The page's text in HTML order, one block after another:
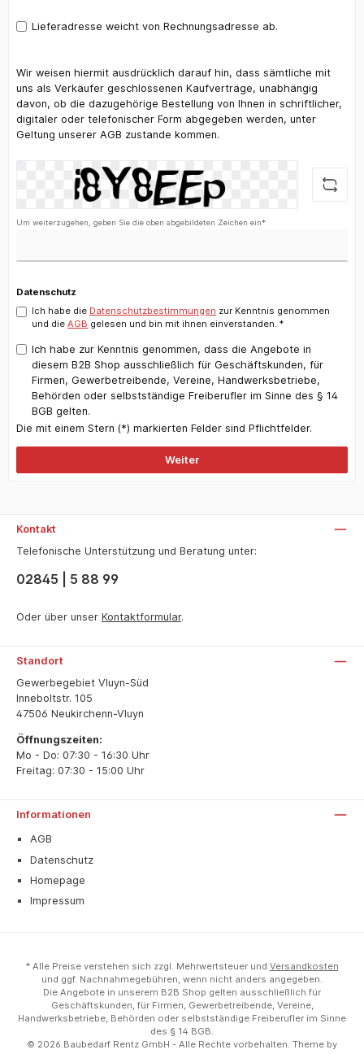
Lieferadresse weicht von Rechnungsadresse ab.
Wir weisen hiermit ausdrücklich darauf hin, dass sämtliche mit
uns als Verkäufer geschlossenen Kaufverträge, unabhängig
davon, ob die dazugehörige Bestellung von Ihnen in schriftlicher,
digitaler oder telefonischer Form abgegeben werden, unter
Geltung unserer AGB zustande kommen.
Um weiterzugehen, geben Sie die oben abgebildeten Zeichen ein*
Datenschutz
Ich habe die Datenschutzbestimmungen zur Kenntnis genommen
und dieAGB gelesen und bin mit ihnen einverstanden. *
Ich habe zur Kenntnis genommen, dass die Angebote in
diesem B2B Shop ausschließlich für Geschäftskunden, für
Firmen, Gewerbetreibende, Vereine, Handwerksbetriebe,
Behörden oder selbstständige Freiberufler im Sinne des § 14
BGB gelten.
Die mit einem Stern (*) markierten Felder sind Pflichtfelder.
Weiter
Kontakt
Telefonische Unterstützung und Beratung unter:
02845 | 5 88 99
Oder über unser Kontaktformular.
Standort
Gewerbegebiet Vluyn-Süd
Inneboltstr. 105
47506 Neukirchenn-Vluyn
Öffnungszeiten:
Mo - Do: 07:30 - 16:30 Uhr
Freitag: 07:30 - 15:00 Uhr
Informationen
AGB
Datenschutz
Homepage
Impressum
* Alle Preise verstehen sich zzgl. Mehrwertsteuer und Versandkosten
und ggf. Nachnahmegebühren, wenn nicht anders angegeben.
Die Angebote in unserem B2B Shop gelten ausschließlich für
Geschäftskunden, für Firmen, Gewerbetreibende, Vereine,
Handwerksbetriebe, Behörden oder selbstständige Freiberufler im Sinne
des § 14 BGB.
© 2026 Baubedarf Rentz GmbH - Alle Rechte vorbehalten. Theme by